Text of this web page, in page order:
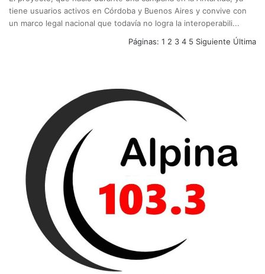
tiene usuarios activos en Córdoba y Buenos Aires y convive con
un marco legal nacional que todavía no logra la interoperabili...
Páginas: 1 2 3 4 5 Siguiente Última